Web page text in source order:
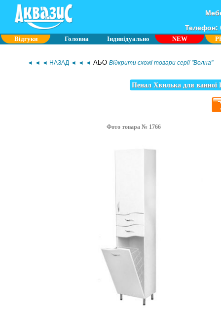
Телефон:
Відгуки Головна Індивідуально NEW
◄ ◄ ◄ НАЗАД ◄ ◄ ◄ АБО Відкрити схожі товари серії "Волна"
Пенал Хвилька для
Фото товара № 1766